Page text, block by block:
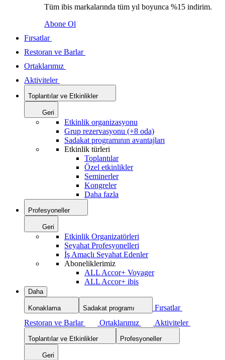
Tüm ibis markalarında tüm yıl boyunca %15 indirim.
Abone Ol
Fırsatlar
Restoran ve Barlar
Ortaklarımız
Aktiviteler
Toplantılar ve Etkinlikler
Geri
Etkinlik organizasyonu
Grup rezervasyonu (+8 oda)
Sadakat programının avantajları
Etkinlik türleri
Toplantılar
Özel etkinlikler
Seminerler
Kongreler
Daha fazla
Profesyoneller
Geri
Etkinlik Organizatörleri
Seyahat Profesyonelleri
İş Amaçlı Seyahat Edenler
Aboneliklerimiz
ALL Accor+ Voyager
ALL Accor+ ibis
Daha
Konaklama Sadakat programı
Fırsatlar
Restoran ve Barlar
Ortaklarımız Aktiviteler
Toplantılar ve Etkinlikler Profesyoneller
Geri